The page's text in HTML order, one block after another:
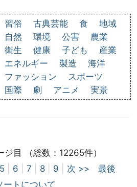
習俗 古典芸能 食
地域
自然 環境 公害
農業
衛生 健康 子ども
産業
エネルギー 製造
海洋
ファッション
スポーツ
国際 劇 アニメ 実景
目 （総数：12265件）
5 6 7 8 9 次 >>
最後
ートについて